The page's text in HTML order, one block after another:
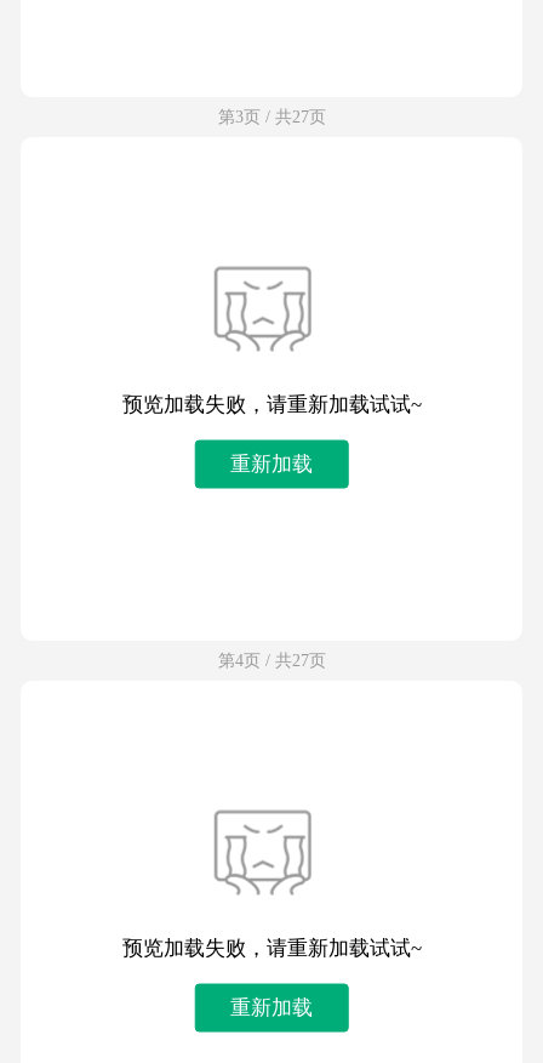
第3页 / 共27页
预览加载失败，请重新加载试试~
重新加载
第4页 / 共27页
预览加载失败，请重新加载试试~
重新加载